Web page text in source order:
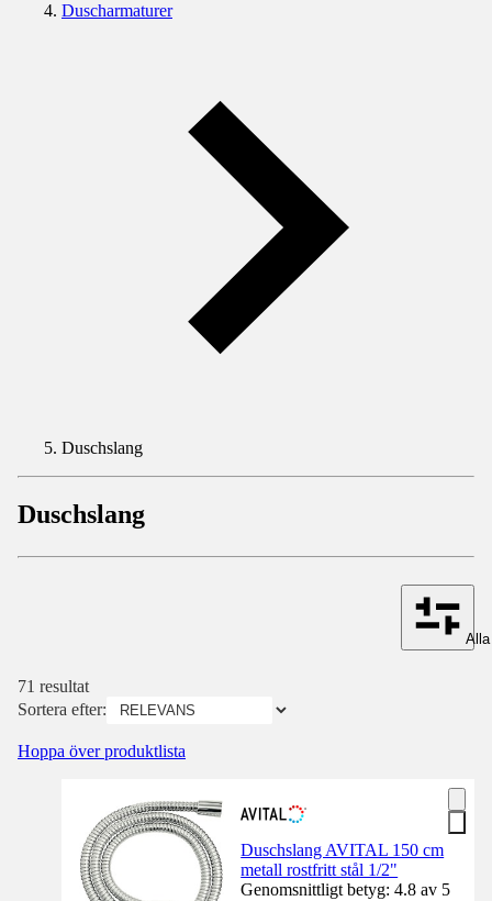
Duscharmaturer
Duschslang
Duschslang
71 resultat
Sortera efter:
Hoppa över produktlista
Duschslang AVITAL 150 cm
metall rostfritt stål 1/2"
Genomsnittligt betyg: 4.8 av 5